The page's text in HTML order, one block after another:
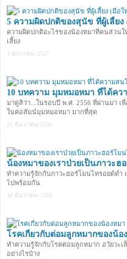
5 ความผิดปกติของสุนัข ที่ผู้เลี้ย
ความผิดปกติอะไรของน้องหมาที่คนส่วนใ
เลี้ยง
1 มกราคม 2557
10 บทความ มุมหมอหมา ที่ได้คว
มาดูสิว่า...ในรอบปี พ.ศ. 2556 ที่ผ่านมา
ในคอลัมน์มุมหมอหมา มากที่สุด
25 ธันวาคม 2556
น้องหมาของเราป่วยเป็นภาวะฮ
ทำความรู้จักกับภาวะฮอร์โมนไทรอยด์ต่ำ
ไปพร้อมกัน
18 ธันวาคม 2556
โรคเกี่ยวกับต่อมลูกหมากของน้
ทำความรู้จักกับโรคต่อมลูกหมาก อวัยวะ
อย่างไรบ้าง